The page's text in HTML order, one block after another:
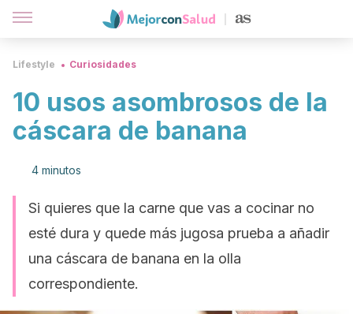
Lifestyle Curiosidades
10 usos asombrosos de la
cáscara de banana
4 minutos
Si quieres que la carne que vas a cocinar no
esté dura y quede más jugosa prueba a añadir
una cáscara de banana en la olla
correspondiente.